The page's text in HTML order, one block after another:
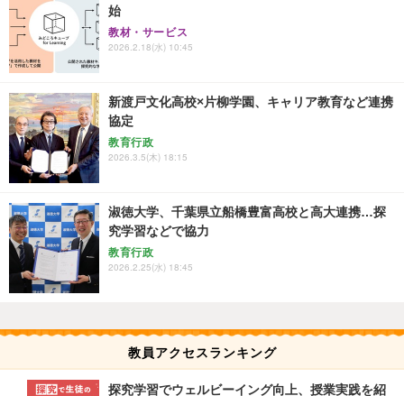
始
教材・サービス
2026.2.18(水) 10:45
新渡戸文化高校×片柳学園、キャリア教育など連携
協定
教育行政
2026.3.5(木) 18:15
淑徳大学、千葉県立船橋豊富高校と高大連携…探
究学習などで協力
教育行政
2026.2.25(水) 18:45
教員アクセスランキング
探究学習でウェルビーイング向上、授業実践を紹